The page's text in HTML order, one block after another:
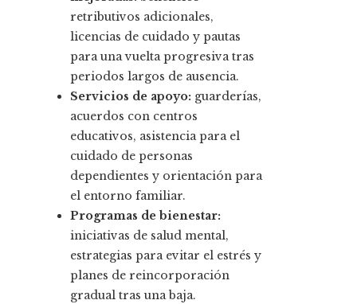
retributivos adicionales,
licencias de cuidado y pautas
para una vuelta progresiva tras
periodos largos de ausencia.
Servicios de apoyo: guarderías,
acuerdos con centros
educativos, asistencia para el
cuidado de personas
dependientes y orientación para
el entorno familiar.
Programas de bienestar:
iniciativas de salud mental,
estrategias para evitar el estrés y
planes de reincorporación
gradual tras una baja.